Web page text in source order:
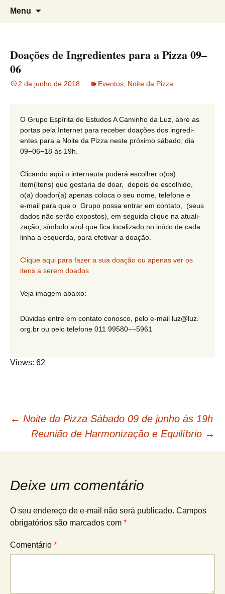
G.E.E. A Caminho da Luz
Grupo Espírita de Estudos A Caminho
da Luz
Menu
Doações de Ingredientes para a Pizza 09–
06
2 de junho de 2018 Eventos Noite da Pizza
O Grupo Espírita de Estudos A Caminho da Luz, abre as
portas pela Internet para receber doações dos ingre­di­
entes para a Noite da Pizza neste próximo sábado, dia
09−06−18 às 19h.
Clicando aqui o inter­nauta poderá escolher o(os)
item(itens) que gostaria de doar, depois de escolhido,
o(a) doador(a) apenas coloca o seu nome, telefone e
e‑mail para que o Grupo possa entrar em contato, (seus
dados não serão expostos), em seguida clique na atua­li­
zação, símbolo azul que fica loca­li­zado no início de cada
linha a esquerda, para efetivar a doação.
Clique aqui para fazer a sua doação ou apenas ver os
itens a serem doados
Veja imagem abaixo:
Dúvidas entre em contato conosco, pelo e‑mail luz@​luz.​
org.​br ou pelo telefone 011 99580−−5961
Views: 62
Navegação
de
posts
← Noite da Pizza Sábado 09 de junho às 19h
Reunião de Harmonização e Equilíbrio →
Deixe um comentário
O seu endereço de e-mail não será publicado. Campos
obrigatórios são marcados com *
Comentário *